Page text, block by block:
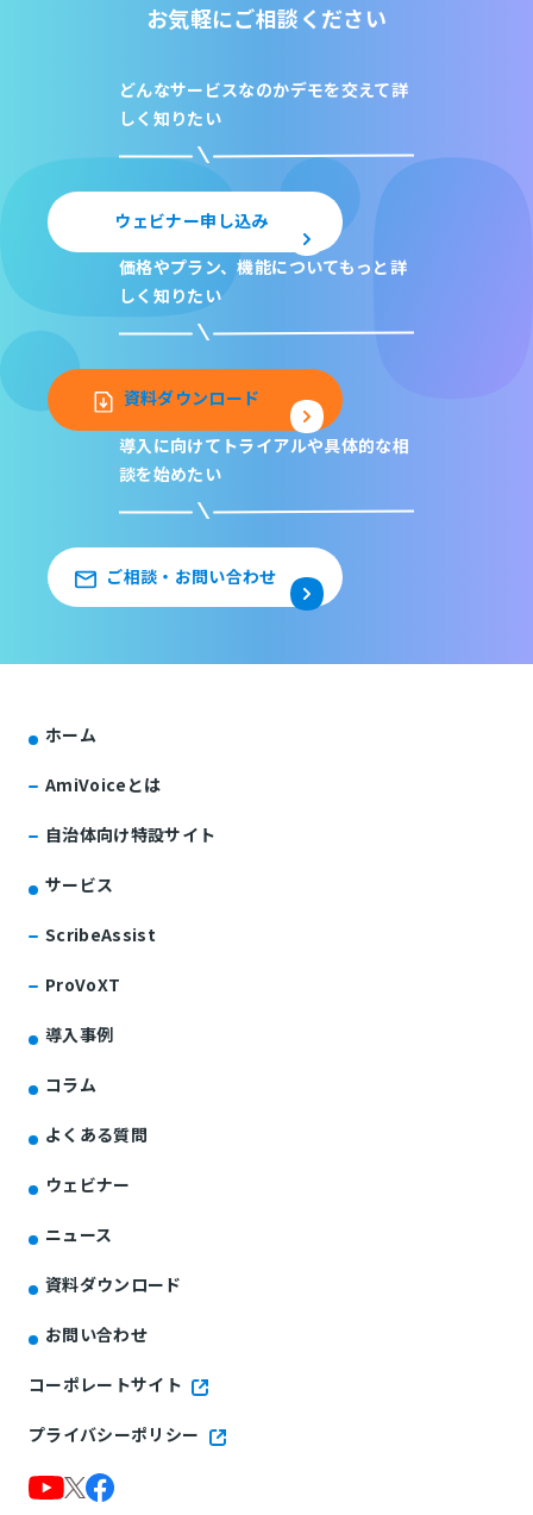
お気軽にご相談ください
どんなサービスなのかデモを交えて詳
しく知りたい
ウェビナー申し込み
価格やプラン、機能についてもっと詳
しく知りたい
資料ダウンロード
導入に向けてトライアルや具体的な相
談を始めたい
ご相談・お問い合わせ
ホーム
AmiVoiceとは
自治体向け特設サイト
サービス
ScribeAssist
ProVoXT
導入事例
コラム
よくある質問
ウェビナー
ニュース
資料ダウンロード
お問い合わせ
コーポレートサイト
プライバシーポリシー